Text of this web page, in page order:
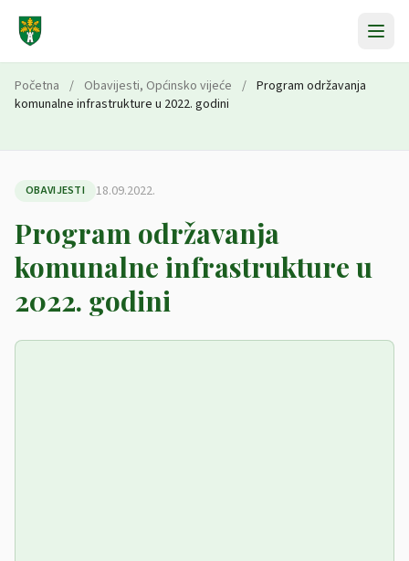
Početna / Obavijesti, Općinsko vijeće / Program održavanja
komunalne infrastrukture u 2022. godini
OBAVIJESTI 18.09.2022.
Program održavanja
komunalne infrastrukture u
2022. godini